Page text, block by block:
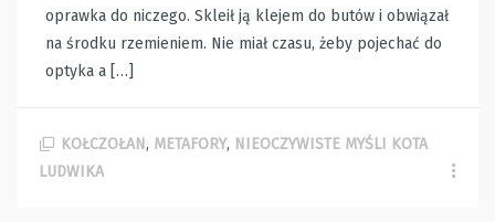
oprawka do niczego. Skleił ją klejem do butów i obwiązał
na środku rzemieniem. Nie miał czasu, żeby pojechać do
optyka a […]
KOŁCZOŁAN, METAFORY, NIEOCZYWISTE MYŚLI KOTA
LUDWIKA